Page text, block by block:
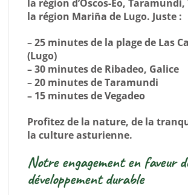
la région d’Oscos-Eo,
la région Mariña de Lugo. Juste :
– 25 minutes de la plage de Las
(Lugo)
– 30 minutes de Ribadeo, Galice
– 20 minutes de Taramundi
– 15 minutes de Vegadeo
Profitez de la nature, de la
la culture asturienne.
Notre engagement en faveur
développement durable